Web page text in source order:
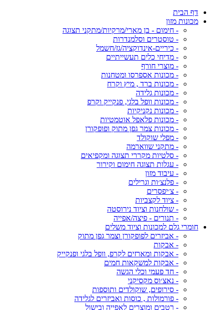
דף הבית
מכונות מזון
- חימום - בן מארי/מרקיות/מתקני תצוגה
- טוסטרים וסלמנדרות
- כיריים-אינדוקציה/גז/חשמל
- מדיחי כלים תעשייתיים
- מוצרי חורף
- מכונות אספרסו ומטחנות
- מכונות ברד , מיץ וקרח
- מכונות גלידה
- מכונות וופל בלגי, פנקייק וקרפ
- מכונות נקניקיות
- מכונות פלאפל אוטמטיות
- מכונות צמר גפן מתוק ופופקורן
- מפלי שוקולד
- מתקני שווארמה
- סלטיות מקררי תצוגה ומקפיאים
- עגלות תצוגה חימום וקירור
- עיבוד מזון
- פלנצ׳ות וגרילים
- צ׳יפסרים
- ציוד לקצביות
- שולחנות וציוד נירוסטה
- תנורים - פיצה/אפייה
חומרי גלם למכונות וציוד משלים
- אביזרים לפופקורן וצמר גפן מתוק
- אבקות
- אבקות ומארזים לקרפ, וופל בלגי ופנקייק
- אבקות למשקאות חמים
- חד פעמי וכלי הגשה
- נאצ׳וס מקסיקני
- סירופים, שוקולדים ותוספות
- פורמולות , כוסות ואביזרים לגלידה
- רטבים ומוצרים לאפייה ובישול